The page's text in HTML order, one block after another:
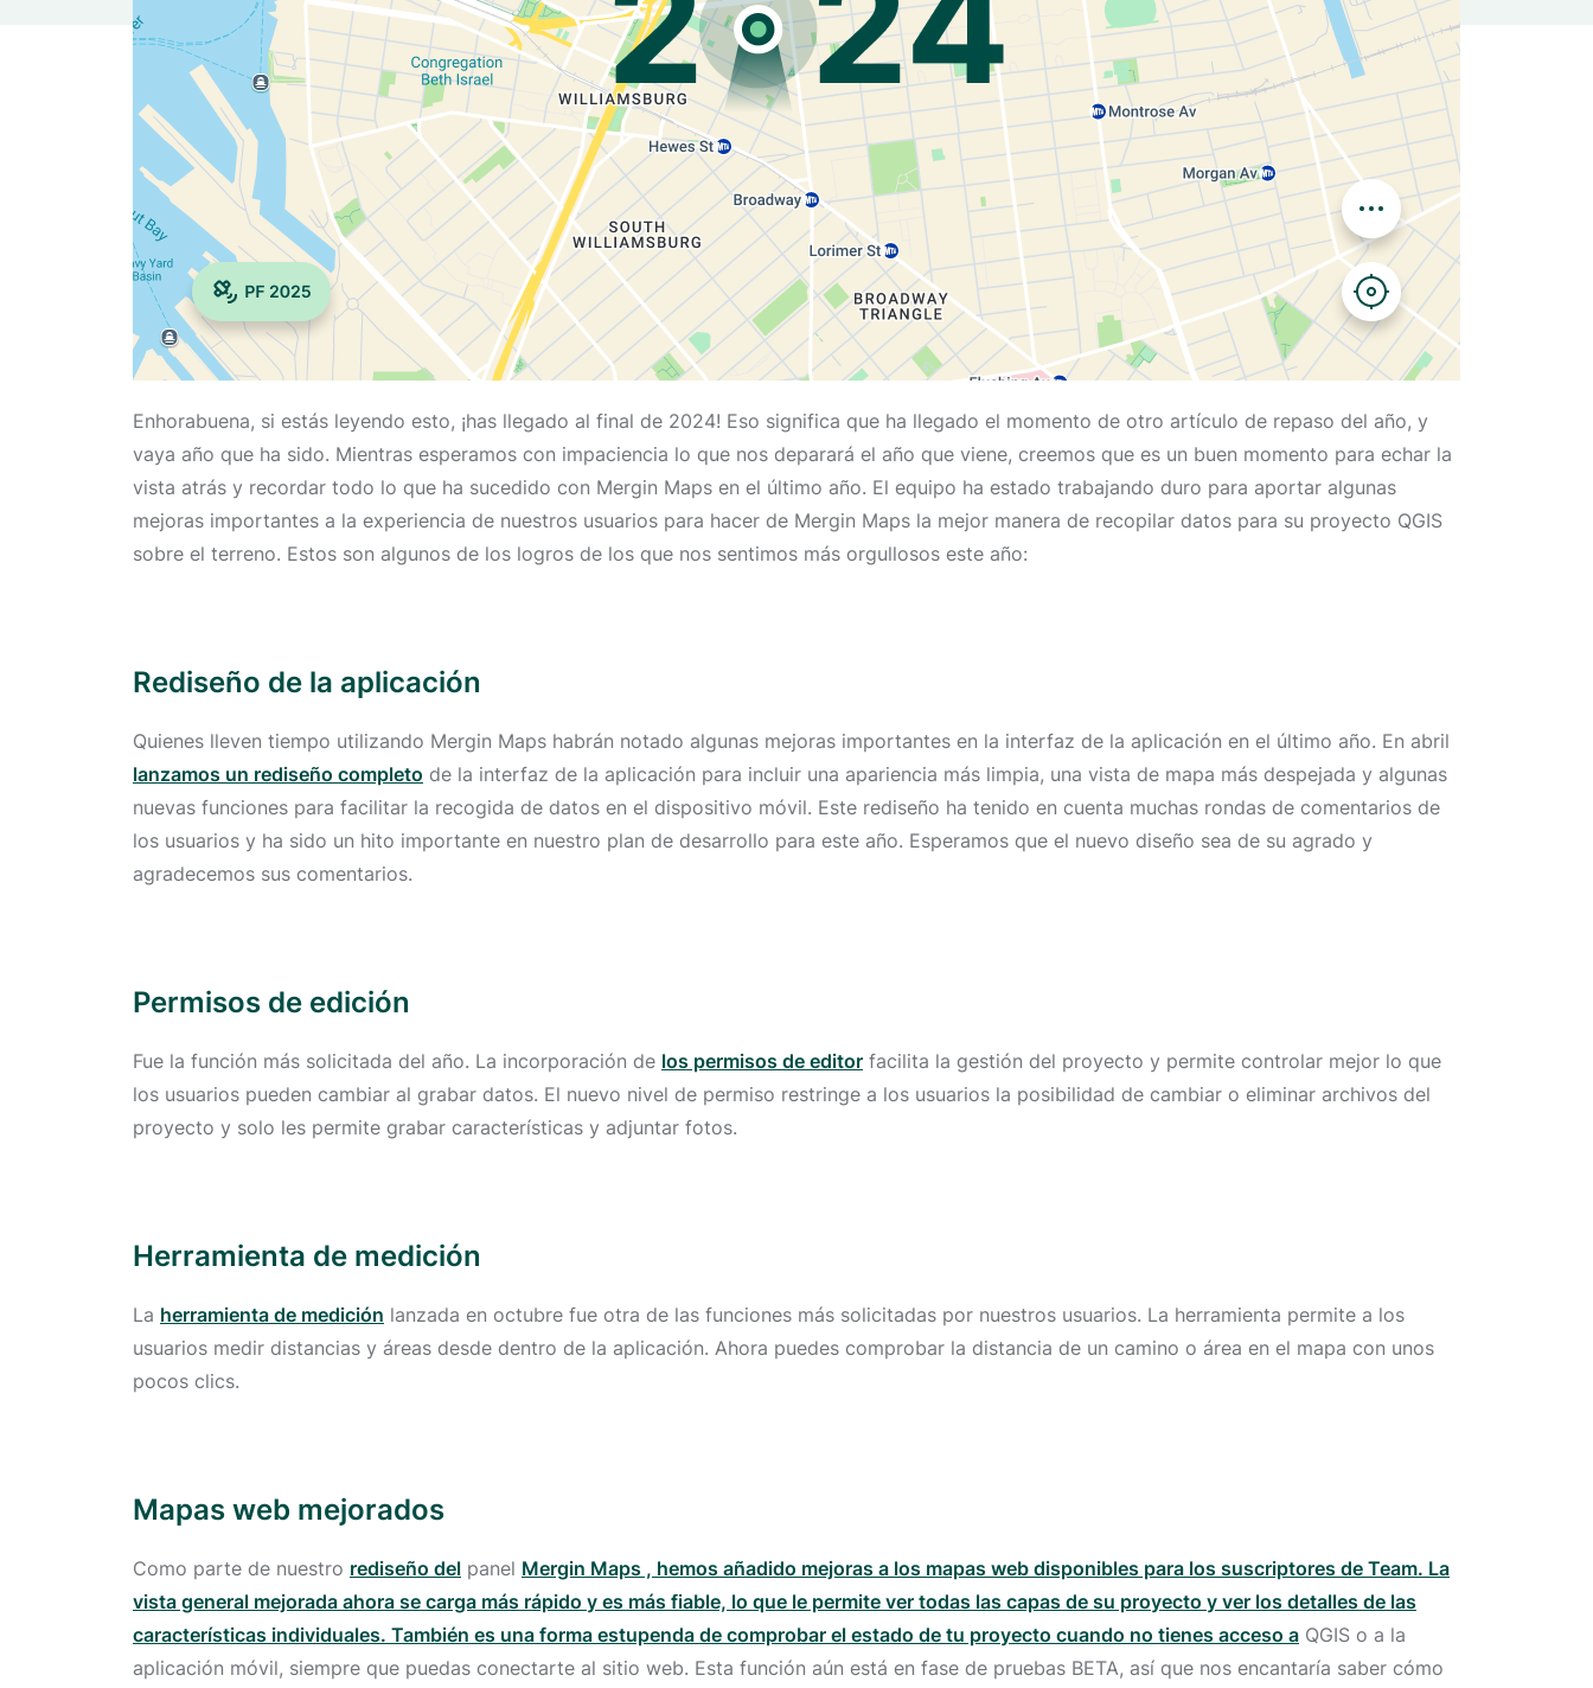
Enhorabuena, si estás leyendo esto, ¡has llegado al final de 2024! Eso significa que ha llegado el momento de otro artículo de repaso del año, y
vaya año que ha sido. Mientras esperamos con impaciencia lo que nos deparará el año que viene, creemos que es un buen momento para echar la
vista atrás y recordar todo lo que ha sucedido con Mergin Maps en el último año. El equipo ha estado trabajando duro para aportar algunas
mejoras importantes a la experiencia de nuestros usuarios para hacer de Mergin Maps la mejor manera de recopilar datos para su proyecto QGIS
sobre el terreno. Estos son algunos de los logros de los que nos sentimos más orgullosos este año:
Rediseño de la aplicación
Quienes lleven tiempo utilizando Mergin Maps habrán notado algunas mejoras importantes en la interfaz de la aplicación en el último año. En abril
lanzamos un rediseño completo de la interfaz de la aplicación para incluir una apariencia más limpia, una vista de mapa más despejada y algunas
nuevas funciones para facilitar la recogida de datos en el dispositivo móvil. Este rediseño ha tenido en cuenta muchas rondas de comentarios de
los usuarios y ha sido un hito importante en nuestro plan de desarrollo para este año. Esperamos que el nuevo diseño sea de su agrado y
agradecemos sus comentarios.
Permisos de edición
Fue la función más solicitada del año. La incorporación de los permisos de editor facilita la gestión del proyecto y permite controlar mejor lo que
los usuarios pueden cambiar al grabar datos. El nuevo nivel de permiso restringe a los usuarios la posibilidad de cambiar o eliminar archivos del
proyecto y solo les permite grabar características y adjuntar fotos.
Herramienta de medición
La herramienta de medición lanzada en octubre fue otra de las funciones más solicitadas por nuestros usuarios. La herramienta permite a los
usuarios medir distancias y áreas desde dentro de la aplicación. Ahora puedes comprobar la distancia de un camino o área en el mapa con unos
pocos clics.
Mapas web mejorados
Como parte de nuestro rediseño del panel Mergin Maps , hemos añadido mejoras a los mapas web disponibles para los suscriptores de Team. La
vista general mejorada ahora se carga más rápido y es más fiable, lo que le permite ver todas las capas de su proyecto y ver los detalles de las
características individuales. También es una forma estupenda de comprobar el estado de tu proyecto cuando no tienes acceso a QGIS o a la
aplicación móvil, siempre que puedas conectarte al sitio web. Esta función aún está en fase de pruebas BETA, así que nos encantaría saber cómo